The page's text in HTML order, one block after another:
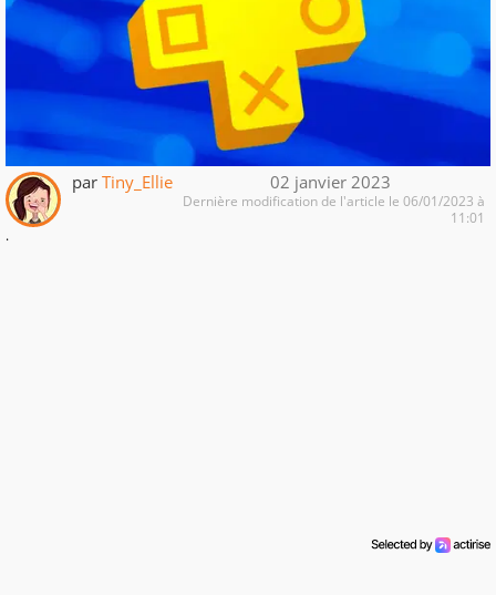
par Tiny_Ellie 02 janvier 2023
Dernière modification de l'article le 06/01/2023 à
11:01
.